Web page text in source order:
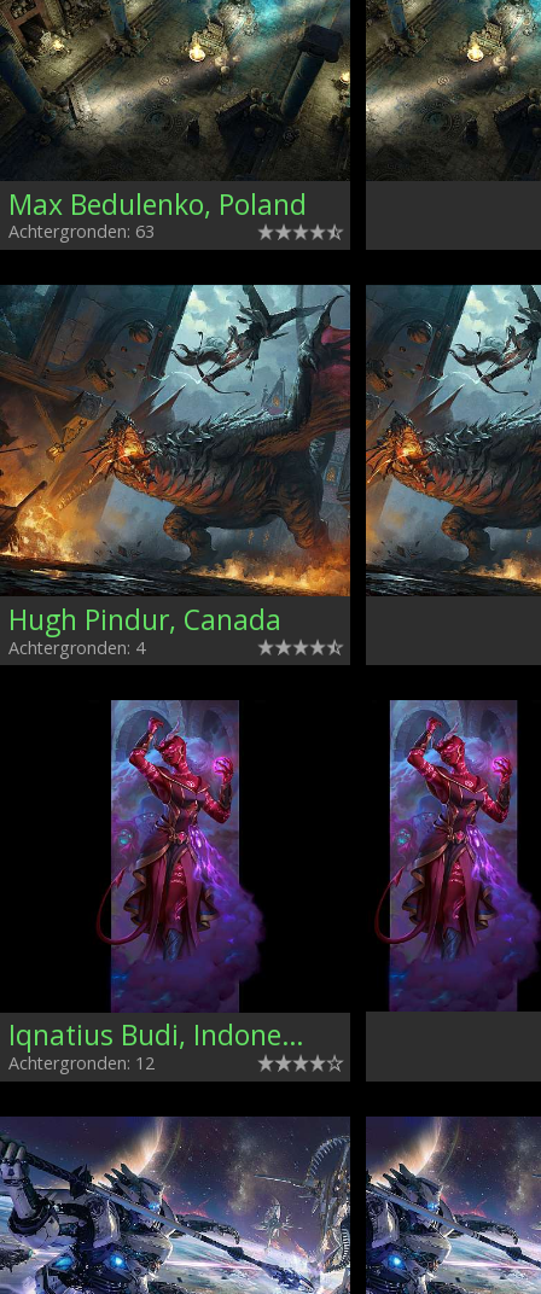
Max Bedulenko, Poland
Achtergronden: 63
Hugh Pindur, Canada
Achtergronden: 4
Iqnatius Budi, Indonesia
Achtergronden: 12